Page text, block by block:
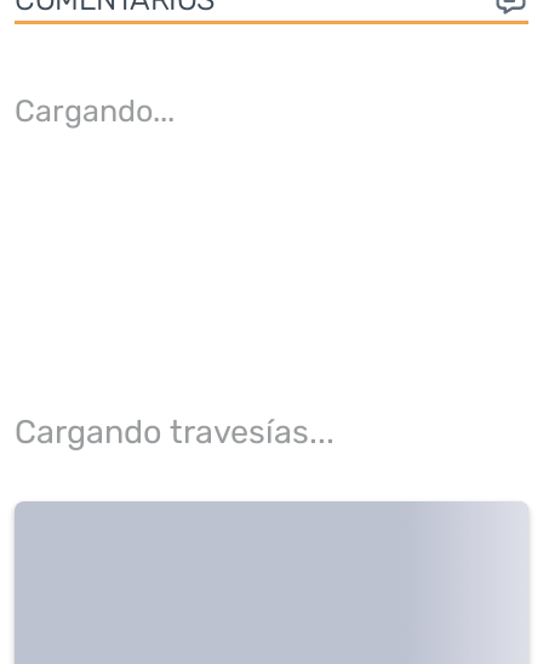
Cargando...
Cargando travesías...